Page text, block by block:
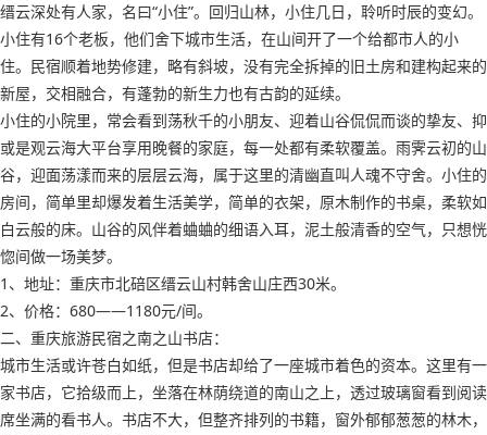
缙云深处有人家，名曰“小住”。回归山林，小住几日，聆听时辰的变幻。
小住有16个老板，他们舍下城市生活，在山间开了一个给都市人的小
住。民宿顺着地势修建，略有斜坡，没有完全拆掉的旧土房和建构起来的
新屋，交相融合，有蓬勃的新生力也有古韵的延续。
小住的小院里，常会看到荡秋千的小朋友、迎着山谷侃侃而谈的挚友、抑
或是观云海大平台享用晚餐的家庭，每一处都有柔软覆盖。雨霁云初的山
谷，迎面荡漾而来的层层云海，属于这里的清幽直叫人魂不守舍。小住的
房间，简单里却爆发着生活美学，简单的衣架，原木制作的书桌，柔软如
白云般的床。山谷的风伴着蛐蛐的细语入耳，泥土般清香的空气，只想恍
惚间做一场美梦。
1、地址：重庆市北碚区缙云山村韩舍山庄西30米。
2、价格：680——1180元/间。
二、重庆旅游民宿之南之山书店：
城市生活或许苍白如纸，但是书店却给了一座城市着色的资本。这里有一
家书店，它拾级而上，坐落在林荫绕道的南山之上，透过玻璃窗看到阅读
席坐满的看书人。书店不大，但整齐排列的书籍，窗外郁郁葱葱的林木，